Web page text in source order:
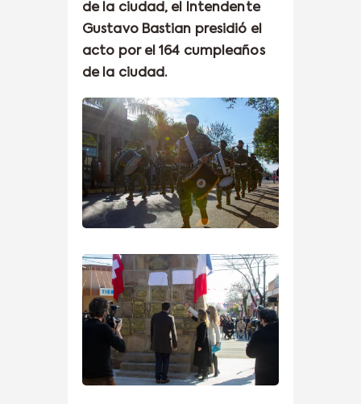
de la ciudad, el Intendente
Gustavo Bastian presidió el
acto por el 164 cumpleaños
de la ciudad.